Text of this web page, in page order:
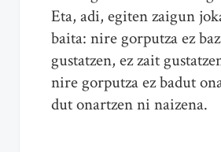
Eta, adi, egiten zaigun
baita: nire gorputza ez
gustatzen, ez zait
nire gorputza ez badut
dut onartzen ni naizena.